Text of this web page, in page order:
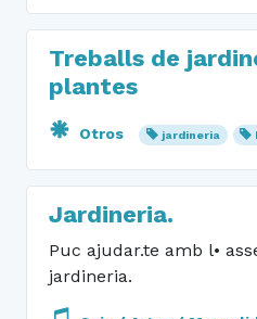
Treballs de
plantes
Otros jardineria
Jardineria.
Puc ajudar.te amb l•
jardineria.